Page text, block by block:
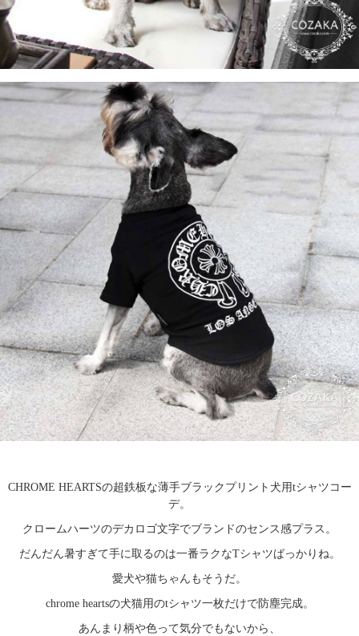
CHROME HEARTSの超鉄板な薄手ブラックプリント犬用tシャツコー
デ。
クロームハーツのデカロゴ文字でブランドのセンス感プラス。
だんだん暑すぎて手に取るのは一番ラクなTシャツばっかりね。
愛犬や猫ちゃんもそうだ。
chrome heartsの犬猫用のtシャツ一枚だけで防塵完成。
あんまり柄や色って気分でもないから、